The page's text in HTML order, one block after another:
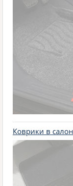
Коврики в